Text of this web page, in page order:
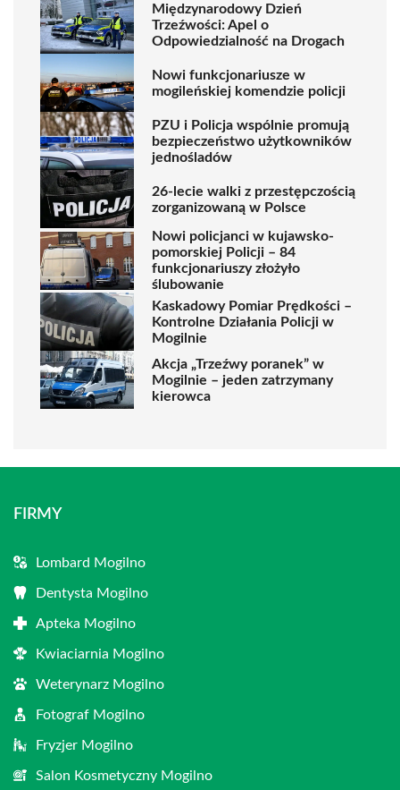
Międzynarodowy Dzień
Trzeźwości: Apel o
Odpowiedzialność na Drogach
Nowi funkcjonariusze w
mogileńskiej komendzie policji
PZU i Policja wspólnie promują
bezpieczeństwo użytkowników
jednośladów
26-lecie walki z przestępczością
zorganizowaną w Polsce
Nowi policjanci w kujawsko-
pomorskiej Policji – 84
funkcjonariuszy złożyło
ślubowanie
Kaskadowy Pomiar Prędkości –
Kontrolne Działania Policji w
Mogilnie
Akcja „Trzeźwy poranek” w
Mogilnie – jeden zatrzymany
kierowca
FIRMY
Lombard Mogilno
Dentysta Mogilno
Apteka Mogilno
Kwiaciarnia Mogilno
Weterynarz Mogilno
Fotograf Mogilno
Fryzjer Mogilno
Salon Kosmetyczny Mogilno